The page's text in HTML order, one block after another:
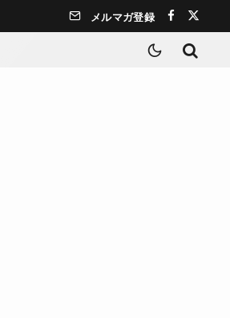
メルマガ登録